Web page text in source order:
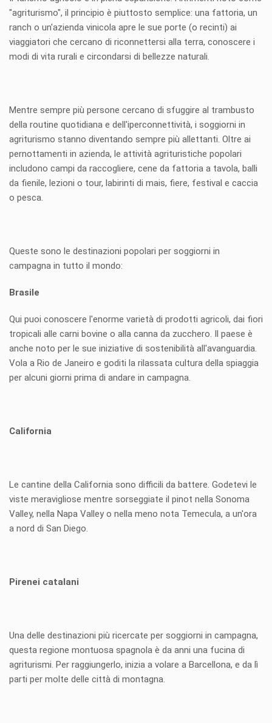
"agriturismo", il principio è piuttosto semplice: una fattoria, un
ranch o un'azienda vinicola apre le sue porte (o recinti) ai
viaggiatori che cercano di riconnettersi alla terra, conoscere i
modi di vita rurali e circondarsi di bellezze naturali.
Mentre sempre più persone cercano di sfuggire al trambusto
della routine quotidiana e dell'iperconnettività, i soggiorni in
agriturismo stanno diventando sempre più allettanti. Oltre ai
pernottamenti in azienda, le attività agrituristiche popolari
includono campi da raccogliere, cene da fattoria a tavola, balli
da fienile, lezioni o tour, labirinti di mais, fiere, festival e caccia
o pesca.
Queste sono le destinazioni popolari per soggiorni in
campagna in tutto il mondo:
Brasile
Qui puoi conoscere l'enorme varietà di prodotti agricoli, dai fiori
tropicali alle carni bovine o alla canna da zucchero. Il paese è
anche noto per le sue iniziative di sostenibilità all'avanguardia.
Vola a Rio de Janeiro e goditi la rilassata cultura della spiaggia
per alcuni giorni prima di andare in campagna.
California
Le cantine della California sono difficili da battere. Godetevi le
viste meravigliose mentre sorseggiate il pinot nella Sonoma
Valley, nella Napa Valley o nella meno nota Temecula, a un'ora
a nord di San Diego.
Pirenei catalani
Una delle destinazioni più ricercate per soggiorni in campagna,
questa regione montuosa spagnola è da anni una fucina di
agriturismi. Per raggiungerlo, inizia a volare a Barcellona, e da lì
parti per molte delle città di montagna.